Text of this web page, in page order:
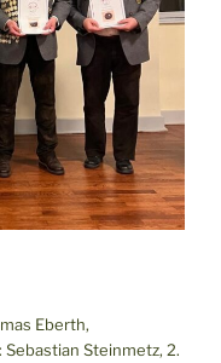
Eberth,
Steinmetz, 2.